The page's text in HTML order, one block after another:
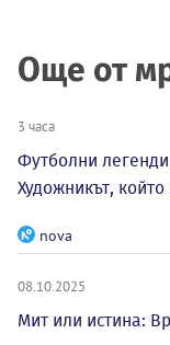
Още от
3 часа
Футболни
Художникът,
nova
08.10.2025
Мит или истина: